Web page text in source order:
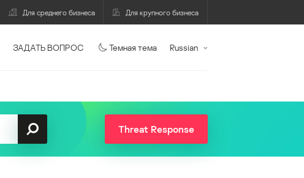
Для среднего бизнеса Для крупного бизнеса
ЗАДАТЬ ВОПРОС Темная тема Russian
Threat Response